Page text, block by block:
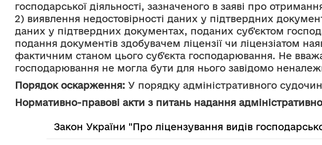
господарської діяльності, зазначеного в заяві про
2) виявлення недостовірності даних у підтвердних
даних у підтвердних документах, поданих суб'єктом
подання документів здобувачем ліцензії чи ліцензіатом
фактичним станом цього суб'єкта господарювання. Не
господарювання не могла бути для нього завідомо
Порядок оскарження: У порядку адміністративного
Нормативно-правові акти з питань надання
Закон України "Про ліцензування видів